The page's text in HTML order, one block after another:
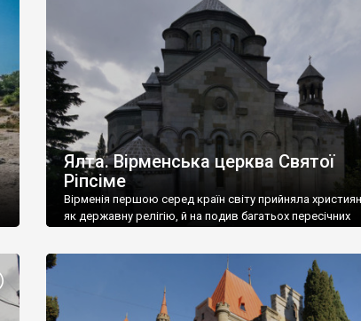
називаються «повстяками» (postaki)…” “Вино. Крим
виробляє відмінне вино і його вдосталь: воно все
легке біле і дуже […]
Ялта. Вірменська церква Святої
Ріпсіме
Вірменія першою серед країн світу прийняла
як державну релігію, й на подив багатьох пересічних